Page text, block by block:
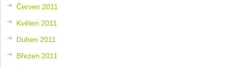
Červen 2011
Květen 2011
Duben 2011
Březen 2011